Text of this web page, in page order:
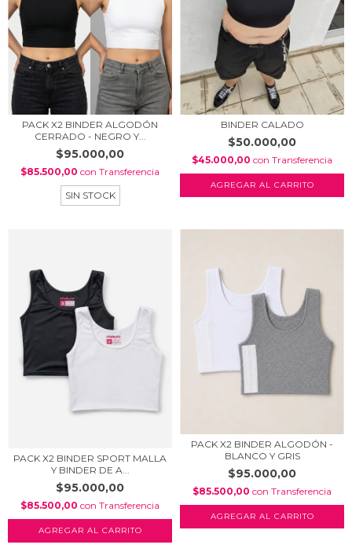
PACK X2 BINDER ALGODÓN
CERRADO - NEGRO Y...
$95.000,00
$85.500,00 con Transferencia
SIN STOCK
BINDER CALADO
$50.000,00
$45.000,00 con Transferencia
AGREGAR AL CARRITO
PACK X2 BINDER SPORT MALLA
Y BINDER DE A...
$95.000,00
$85.500,00 con Transferencia
AGREGAR AL CARRITO
PACK X2 BINDER ALGODÓN -
BLANCO Y GRIS
$95.000,00
$85.500,00 con Transferencia
AGREGAR AL CARRITO